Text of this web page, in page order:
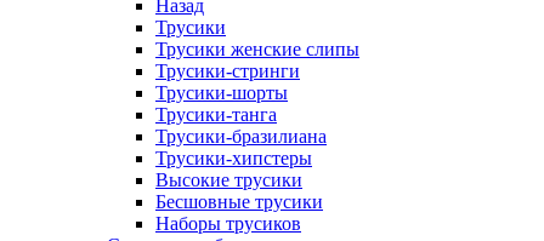
Назад
Трусики
Трусики женские слипы
Трусики-стринги
Трусики-шорты
Трусики-танга
Трусики-бразилиана
Трусики-хипстеры
Высокие трусики
Бесшовные трусики
Наборы трусиков